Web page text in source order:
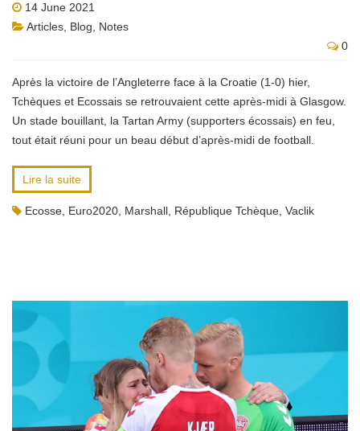
14 June 2021
Articles Blog
Notes
0
Après la victoire de l’Angleterre face à la Croatie (1-0) hier,
Tchèques et Ecossais se retrouvaient cette après-midi à Glasgow.
Un stade bouillant, la Tartan Army (supporters écossais) en feu,
tout était réuni pour un beau début d’après-midi de football.
Lire la suite
Ecosse Euro2020 Marshall République Tchèque Vaclik